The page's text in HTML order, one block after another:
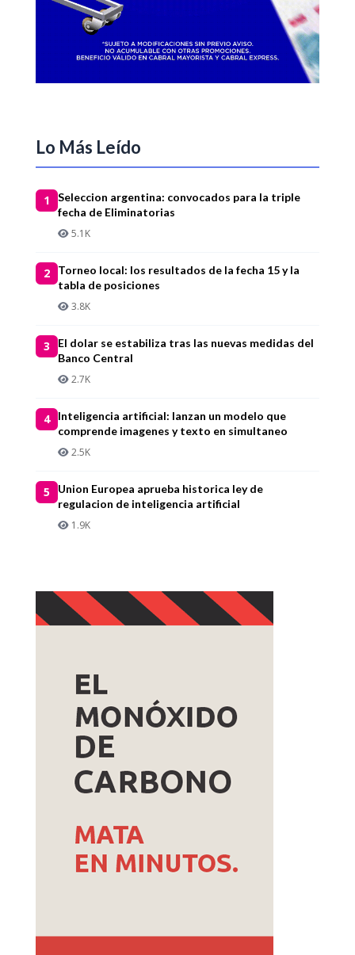
Lo Más Leído
1
Seleccion argentina: convocados para la triple
fecha de Eliminatorias
5.1K
2
Torneo local: los resultados de la fecha 15 y la
tabla de posiciones
3.8K
3
El dolar se estabiliza tras las nuevas medidas del
Banco Central
2.7K
4
Inteligencia artificial: lanzan un modelo que
comprende imagenes y texto en simultaneo
2.5K
5
Union Europea aprueba historica ley de
regulacion de inteligencia artificial
1.9K